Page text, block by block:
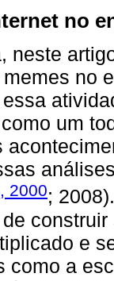
no
neste
no
um
2000;
e
como a